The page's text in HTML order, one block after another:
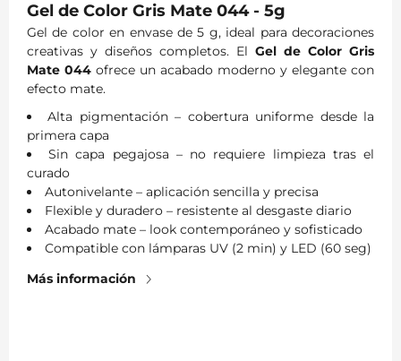
Gel de Color Gris Mate 044 - 5g
Gel de color en envase de 5 g, ideal para decoraciones
creativas y diseños completos. El Gel de Color Gris
Mate 044 ofrece un acabado moderno y elegante con
efecto mate.
Alta pigmentación – cobertura uniforme desde la
primera capa
Sin capa pegajosa – no requiere limpieza tras el
curado
Autonivelante – aplicación sencilla y precisa
Flexible y duradero – resistente al desgaste diario
Acabado mate – look contemporáneo y sofisticado
Compatible con lámparas UV (2 min) y LED (60 seg)
Más información